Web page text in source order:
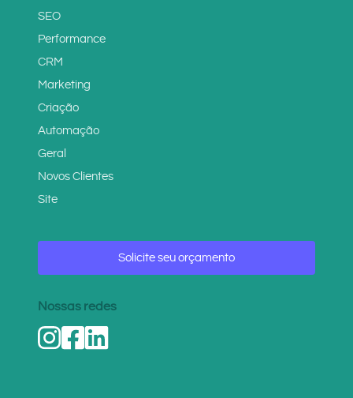
SEO
Performance
CRM
Marketing
Criação
Automação
Geral
Novos Clientes
Site
Solicite seu orçamento
Nossas redes